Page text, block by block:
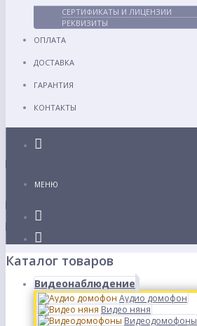
СЕРТИФИКАТЫ И ЛИЦЕНЗИИ
РЕКВИЗИТЫ
ОПЛАТА
ДОСТАВКА
ГАРАНТИЯ
КОНТАКТЫ
МЕНЮ
Каталог товаров
Видеонаблюдение
Аудио домофон
Видео няня
Видеодомофоны